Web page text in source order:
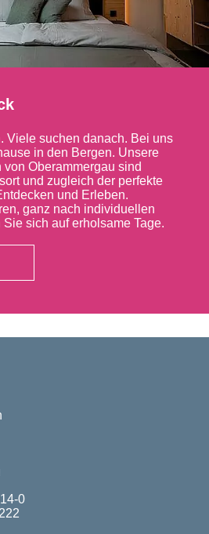
Viele suchen danach. Bei uns
in den Bergen. Unsere
Oberammergau sind
und zugleich der perfekte
und Erleben.
ganz nach individuellen
sich auf erholsame Tage.
0